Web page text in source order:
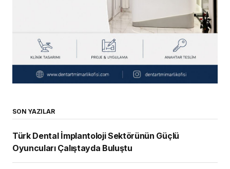
SON YAZILAR
Türk Dental İmplantoloji Sektörünün Güçlü
Oyuncuları Çalıştayda Buluştu